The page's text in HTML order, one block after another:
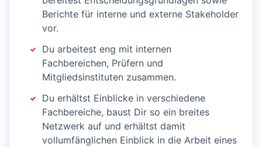
Berichte für interne und externe Stakeholder
vor.
Du arbeitest eng mit internen
Fachbereichen, Prüfern und
Mitgliedsinstituten zusammen.
Du erhältst Einblicke in verschiedene
Fachbereiche, baust Dir so ein breites
Netzwerk auf und erhältst damit
vollumfänglichen Einblick in die Arbeit eines